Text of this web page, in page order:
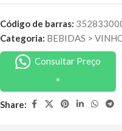
Código de barras:
Categoria: BEBIDAS >
Consultar Preço
Share: